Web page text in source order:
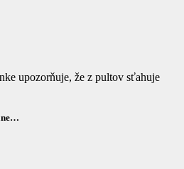
upozorňuje, že z pultov sťahuje